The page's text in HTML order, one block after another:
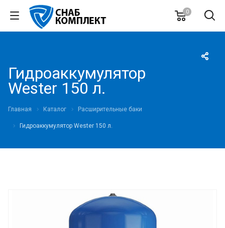
0
Гидроаккумулятор
Wester 150 л.
Главная Каталог Расширительные баки
Гидроаккумулятор Wester 150 л.